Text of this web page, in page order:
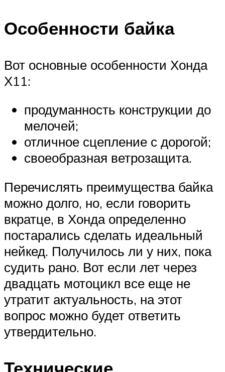
Особенности байка
Вот основные особенности Хонда
Х11:
продуманность конструкции до
мелочей;
отличное сцепление с дорогой;
своеобразная ветрозащита.
Перечислять преимущества байка
можно долго, но, если говорить
вкратце, в Хонда определенно
постарались сделать идеальный
нейкед. Получилось ли у них, пока
судить рано. Вот если лет через
двадцать мотоцикл все еще не
утратит актуальность, на этот
вопрос можно будет ответить
утвердительно.